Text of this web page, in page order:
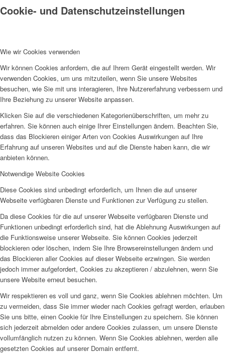
Cookie- und Datenschutzeinstellungen
Wie wir Cookies verwenden
Wir können Cookies anfordern, die auf Ihrem Gerät eingestellt werden. Wir
verwenden Cookies, um uns mitzuteilen, wenn Sie unsere Websites
besuchen, wie Sie mit uns interagieren, Ihre Nutzererfahrung verbessern und
Ihre Beziehung zu unserer Website anpassen.
Klicken Sie auf die verschiedenen Kategorienüberschriften, um mehr zu
erfahren. Sie können auch einige Ihrer Einstellungen ändern. Beachten Sie,
dass das Blockieren einiger Arten von Cookies Auswirkungen auf Ihre
Erfahrung auf unseren Websites und auf die Dienste haben kann, die wir
anbieten können.
Notwendige Website Cookies
Diese Cookies sind unbedingt erforderlich, um Ihnen die auf unserer
Webseite verfügbaren Dienste und Funktionen zur Verfügung zu stellen.
Da diese Cookies für die auf unserer Webseite verfügbaren Dienste und
Funktionen unbedingt erforderlich sind, hat die Ablehnung Auswirkungen auf
die Funktionsweise unserer Webseite. Sie können Cookies jederzeit
blockieren oder löschen, indem Sie Ihre Browsereinstellungen ändern und
das Blockieren aller Cookies auf dieser Webseite erzwingen. Sie werden
jedoch immer aufgefordert, Cookies zu akzeptieren / abzulehnen, wenn Sie
unsere Website erneut besuchen.
Wir respektieren es voll und ganz, wenn Sie Cookies ablehnen möchten. Um
zu vermeiden, dass Sie immer wieder nach Cookies gefragt werden, erlauben
Sie uns bitte, einen Cookie für Ihre Einstellungen zu speichern. Sie können
sich jederzeit abmelden oder andere Cookies zulassen, um unsere Dienste
vollumfänglich nutzen zu können. Wenn Sie Cookies ablehnen, werden alle
gesetzten Cookies auf unserer Domain entfernt.